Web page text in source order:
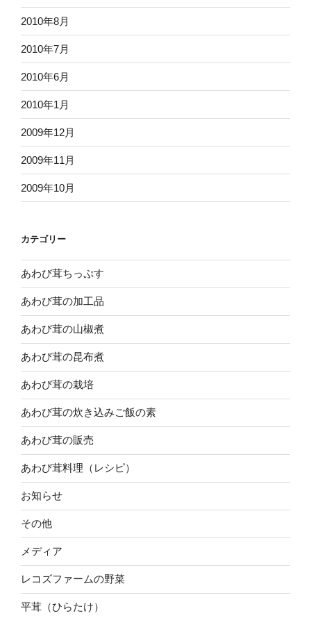
2010年8月
2010年7月
2010年6月
2010年1月
2009年12月
2009年11月
2009年10月
カテゴリー
あわび茸ちっぷす
あわび茸の加工品
あわび茸の山椒煮
あわび茸の昆布煮
あわび茸の栽培
あわび茸の炊き込みご飯の素
あわび茸の販売
あわび茸料理（レシピ）
お知らせ
その他
メディア
レコズファームの野菜
平茸（ひらたけ）